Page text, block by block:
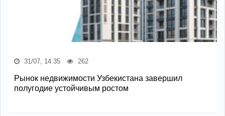
31/07, 14:35 262
Рынок недвижимости Узбекистана завершил
полугодие устойчивым ростом